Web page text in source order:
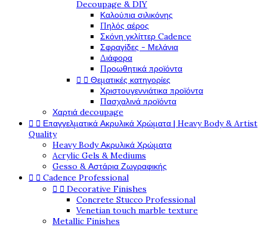
Decoupage & DIY
Καλούπια σιλικόνης
Πηλός αέρος
Σκόνη γκλίττερ Cadence
Σφραγίδες - Μελάνια
Διάφορα
Προωθητικά προϊόντα
  Θεματικές κατηγορίες
Χριστουγεννιάτικα προϊόντα
Πασχαλινά προϊόντα
Χαρτιά decoupage
  Επαγγελματικά Ακρυλικά Χρώματα | Heavy Body & Artist
Quality
Heavy Body Ακρυλικά Χρώματα
Acrylic Gels & Mediums
Gesso & Αστάρια Ζωγραφικής
  Cadence Professional
  Decorative Finishes
Concrete Stucco Professional
Venetian touch marble texture
Metallic Finishes